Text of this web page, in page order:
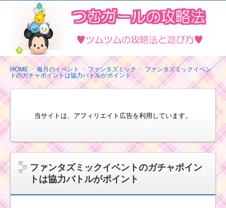
ム
ツ
ム
の
攻
略
び
方
HOME 毎月のイベント ファンタズミック
ファンタズミックイベン
トのガチャポイントは協力バトルがポイント
当サイトは、アフィリエイト広告を利用しています。
ファンタズミックイベントのガチャポイン
トは協力バトルがポイント